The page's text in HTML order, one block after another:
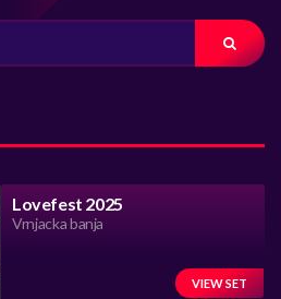
Lovefest 2025
Vrnjacka banja
VIEW SET